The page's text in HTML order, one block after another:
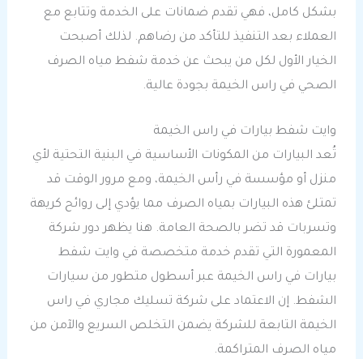
بشكل كامل، فهي تقدم ضمانات على الخدمة وتتابع مع
العملاء بعد التنفيذ للتأكد من رضاهم. لذلك أصبحت
الخيار الأول لكل من يبحث عن خدمة شفط مياه الصرف
الصحي في راس الخيمة بجودة عالية.
وايت شفط بيارات في راس الخيمة
تُعد البيارات من المكونات الأساسية في البنية التحتية لأي
منزل أو مؤسسة في رأس الخيمة، ومع مرور الوقت قد
تمتلئ هذه البيارات بمياه الصرف مما يؤدي إلى روائح كريهة
وتسربات قد تضر بالصحة العامة. هنا يظهر دور شركة
المعمورة التي تقدم خدمة متخصصة في وايت شفط
بيارات في راس الخيمة عبر أسطول متطور من سيارات
الشفط. إن الاعتماد على شركة تسليك مجاري في راس
الخيمة التابعة للشركة يضمن التخلص السريع والآمن من
مياه الصرف المتراكمة.